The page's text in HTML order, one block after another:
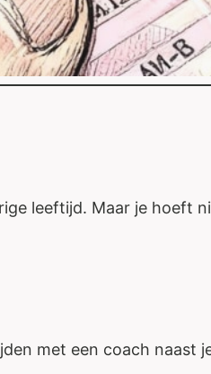
leeftijd. Maar je hoeft
met een coach naast